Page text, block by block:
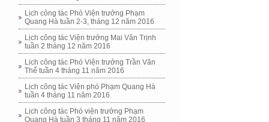
Lịch công tác Phó Viện trưởng Phạm
Quang Hà tuần 2-3, tháng 12 năm 2016
Lịch công tác Viện trưởng Mai Văn Trịnh
tuần 2 tháng 12 năm 2016
Lịch công tác Phó Viện trưởng Trần Văn
Thể tuần 4 tháng 11 năm 2016
Lịch công tác Viện phó Phạm Quang Hà
tuần 4 tháng 11 năm 2016
Lịch công tác Phó viện trưởng Phạm
Quang Hà tuần 3 tháng 11 năm 2016